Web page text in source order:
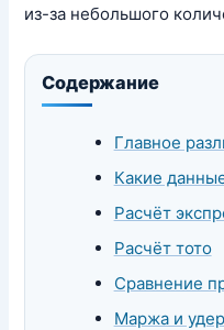
из-за небольшого
Содержание
Главное
Какие
Расчёт
Расчёт тото
Сравнение
Маржа и